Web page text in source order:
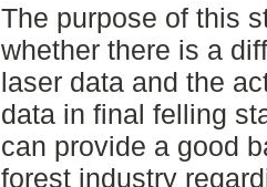
The purpose of this
whether there is a
laser data and the
data in final felling
can provide a good
forest industry